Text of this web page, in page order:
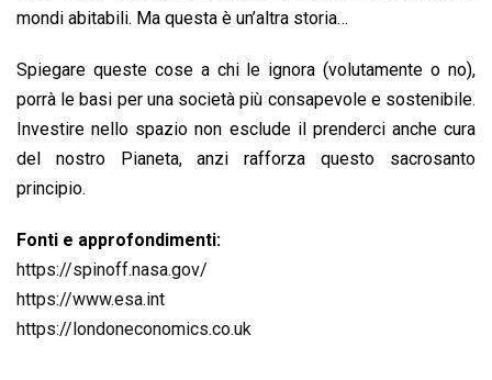
mondi abitabili. Ma questa è un’altra storia…
Spiegare queste cose a chi le ignora (volutamente o no),
porrà le basi per una società più consapevole e sostenibile.
Investire nello spazio non esclude il prenderci anche cura
del nostro Pianeta, anzi rafforza questo sacrosanto
principio.
Fonti e approfondimenti:
https://spinoff.nasa.gov/
https://www.esa.int
https://londoneconomics.co.uk